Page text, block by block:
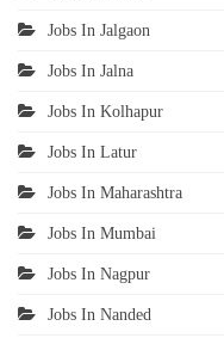
Jobs In Jalgaon
Jobs In Jalna
Jobs In Kolhapur
Jobs In Latur
Jobs In Maharashtra
Jobs In Mumbai
Jobs In Nagpur
Jobs In Nanded